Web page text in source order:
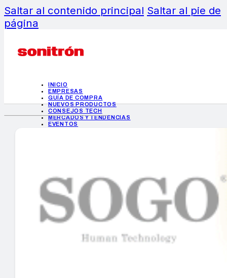
Saltar al contenido principal Saltar al pie de
página
INICIO
EMPRESAS
GUÍA DE COMPRA
NUEVOS PRODUCTOS
CONSEJOS TECH
MERCADOS Y TENDENCIAS
EVENTOS
INICIO
EMPRESAS
GUÍA DE COMPRA